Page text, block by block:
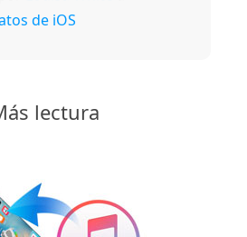
de iOS
lectura